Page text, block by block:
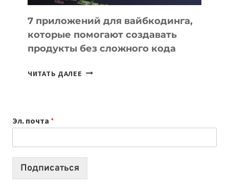
7 приложений для вайбкодинга,
которые помогают создавать
продукты без сложного кода
ЧИТАТЬ ДАЛЕЕ
СОЗДАВАТЬ
ПРОДУКТЫ
Эл. почта *
Подписаться